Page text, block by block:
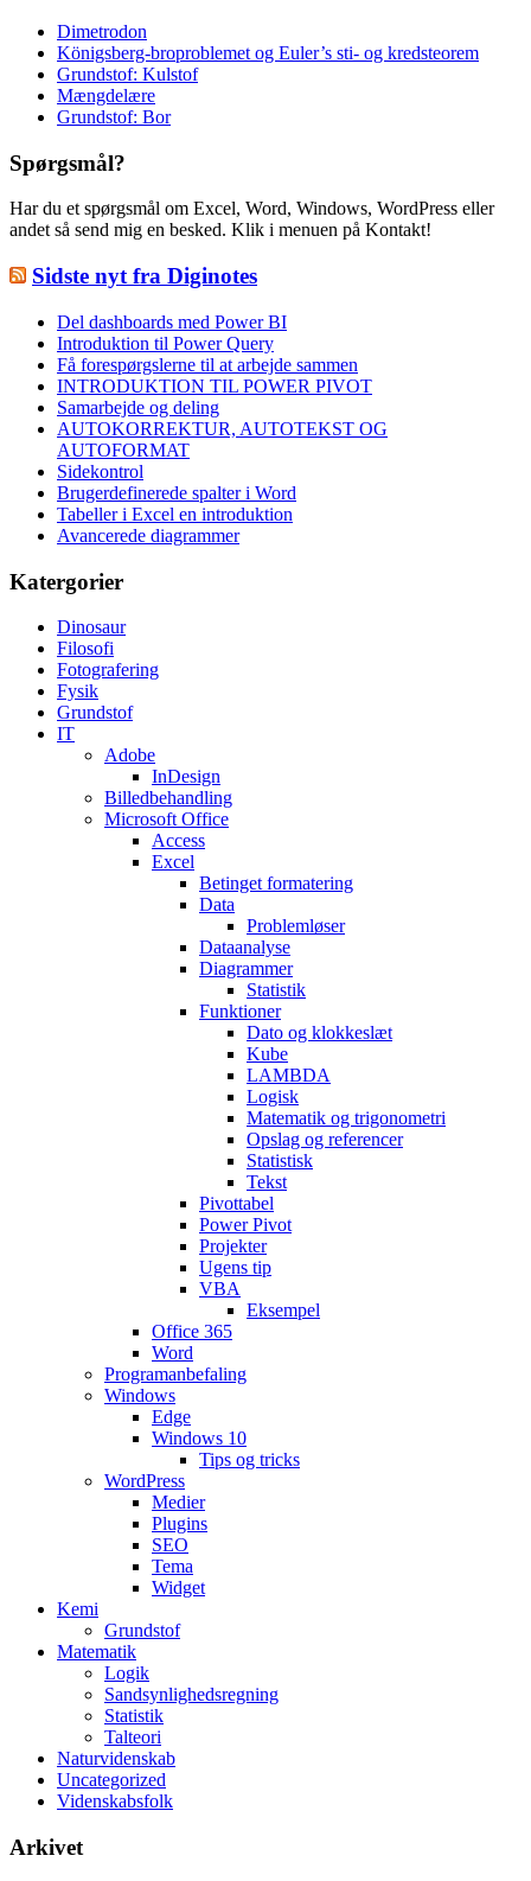
Dimetrodon
Königsberg-broproblemet og Euler’s sti- og kredsteorem
Grundstof: Kulstof
Mængdelære
Grundstof: Bor
Spørgsmål?
Har du et spørgsmål om Excel, Word, Windows, WordPress eller
andet så send mig en besked. Klik i menuen på Kontakt!
Sidste nyt fra Diginotes
Del dashboards med Power BI
Introduktion til Power Query
Få forespørgslerne til at arbejde sammen
INTRODUKTION TIL POWER PIVOT
Samarbejde og deling
AUTOKORREKTUR, AUTOTEKST OG
AUTOFORMAT
Sidekontrol
Brugerdefinerede spalter i Word
Tabeller i Excel en introduktion
Avancerede diagrammer
Katergorier
Dinosaur
Filosofi
Fotografering
Fysik
Grundstof
IT
Adobe
InDesign
Billedbehandling
Microsoft Office
Access
Excel
Betinget formatering
Data
Problemløser
Dataanalyse
Diagrammer
Statistik
Funktioner
Dato og klokkeslæt
Kube
LAMBDA
Logisk
Matematik og trigonometri
Opslag og referencer
Statistisk
Tekst
Pivottabel
Power Pivot
Projekter
Ugens tip
VBA
Eksempel
Office 365
Word
Programanbefaling
Windows
Edge
Windows 10
Tips og tricks
WordPress
Medier
Plugins
SEO
Tema
Widget
Kemi
Grundstof
Matematik
Logik
Sandsynlighedsregning
Statistik
Talteori
Naturvidenskab
Uncategorized
Videnskabsfolk
Arkivet